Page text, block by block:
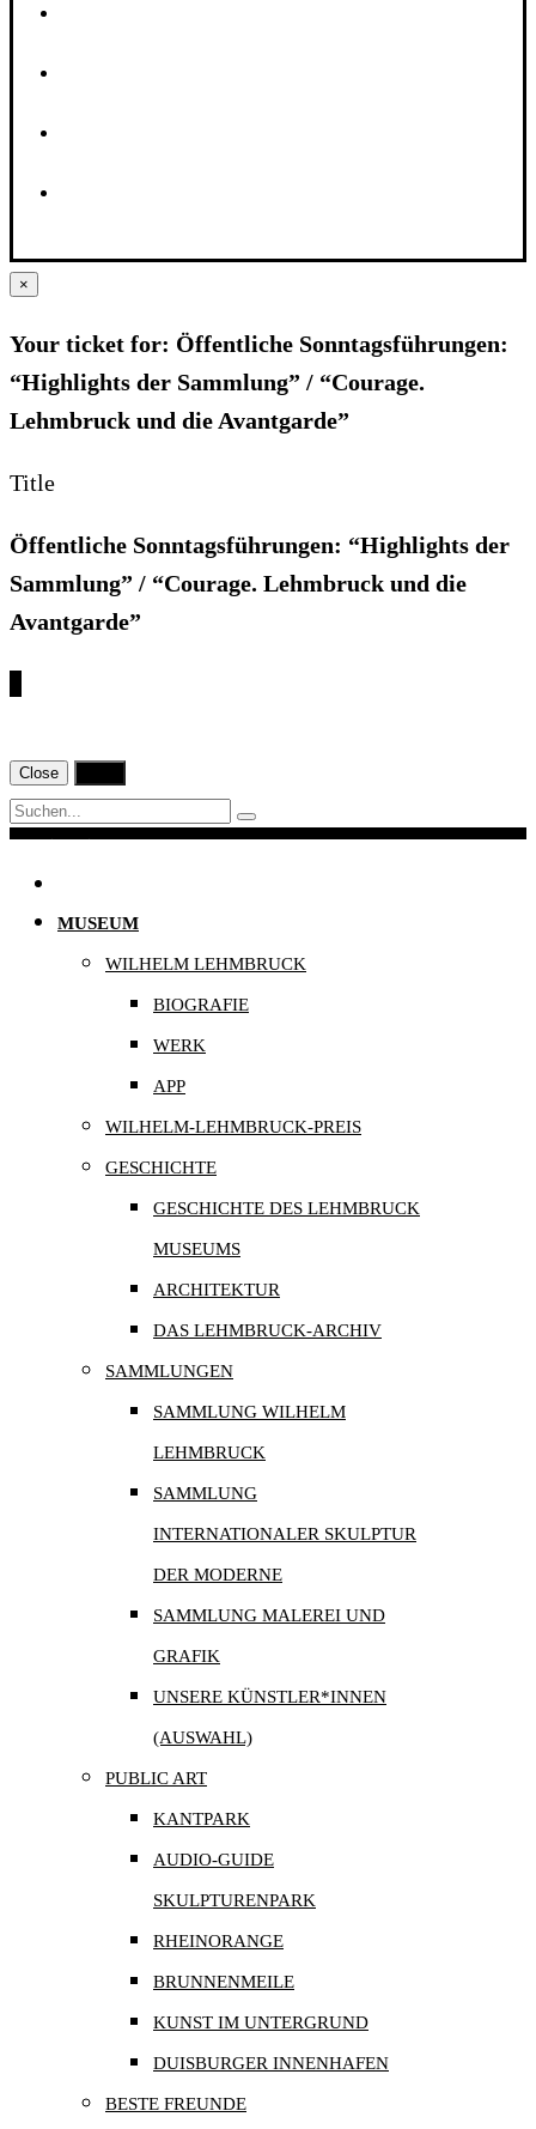
×
Your ticket for: Öffentliche Sonntagsführungen:
“Highlights der Sammlung” / “Courage.
Lehmbruck und die Avantgarde”
Title
Öffentliche Sonntagsführungen: “Highlights der
Sammlung” / “Courage. Lehmbruck und die
Avantgarde”
Close
Navigation
MUSEUM
WILHELM LEHMBRUCK
BIOGRAFIE
WERK
APP
WILHELM-LEHMBRUCK-PREIS
GESCHICHTE
GESCHICHTE DES LEHMBRUCK
MUSEUMS
ARCHITEKTUR
DAS LEHMBRUCK-ARCHIV
SAMMLUNGEN
SAMMLUNG WILHELM
LEHMBRUCK
SAMMLUNG
INTERNATIONALER SKULPTUR
DER MODERNE
SAMMLUNG MALEREI UND
GRAFIK
UNSERE KÜNSTLER*INNEN
(AUSWAHL)
PUBLIC ART
KANTPARK
AUDIO-GUIDE
SKULPTURENPARK
RHEINORANGE
BRUNNENMEILE
KUNST IM UNTERGRUND
DUISBURGER INNENHAFEN
BESTE FREUNDE